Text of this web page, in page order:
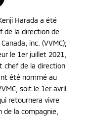
Harada a été
de la direction de
inc. (VVMC);
le 1er juillet 2021,
chef de la direction
été nommé au
soit le 1er avril
retournera vivre
de la compagnie,